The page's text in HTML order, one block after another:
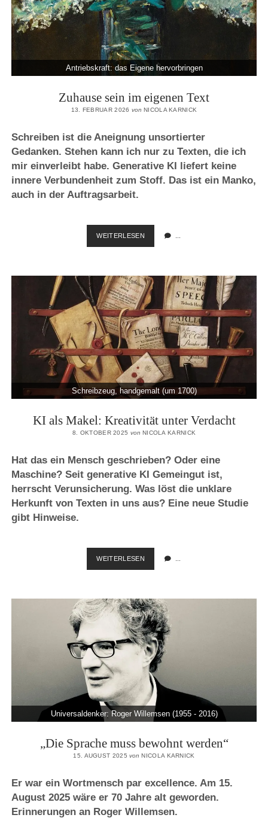
Antriebskraft: das Eigene hervorbringen
Zuhause sein im eigenen Text
13. FEBRUAR 2026 von NICOLA KARNICK
Schreiben ist die Aneignung unsortierter
Gedanken. Stehen kann ich nur zu Texten, die ich
mir einverleibt habe. Generative KI liefert keine
innere Verbundenheit zum Stoff. Das ist ein Manko,
auch in der Auftragsarbeit.
WEITERLESENZUHAUSE
SEIN
TEXT
Schreibzeug, handgemalt (um 1700)
KI als Makel: Kreativität unter Verdacht
8. OKTOBER 2025 von NICOLA KARNICK
Hat das ein Mensch geschrieben? Oder eine
Maschine? Seit generative KI Gemeingut ist,
herrscht Verunsicherung. Was löst die unklare
Herkunft von Texten in uns aus? Eine neue Studie
gibt Hinweise.
WEITERLESENKI
ALS
UNTER
VERDACHT
Universaldenker: Roger Willemsen (1955 - 2016)
„Die Sprache muss bewohnt werden“
15. AUGUST 2025von NICOLA KARNICK
Er war ein Wortmensch par excellence. Am 15.
August 2025 wäre er 70 Jahre alt geworden.
Erinnerungen an Roger Willemsen.